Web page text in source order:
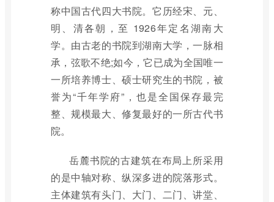
称中国古代四大书院。它历经宋、元、
明、清各朝，至 1926年定名湖南大
学。由古老的书院到湖南大学，一脉相
承，弦歌不绝;如今，它已成为全国唯一
一所培养博士、硕士研究生的书院，被
誉为“千年学府”，也是全国保存最完
整、规模最大、修复最好的一所古代书
院。
岳麓书院的古建筑在布局上所采用
的是中轴对称、纵深多进的院落形式。
主体建筑有头门、大门、二门、讲堂、